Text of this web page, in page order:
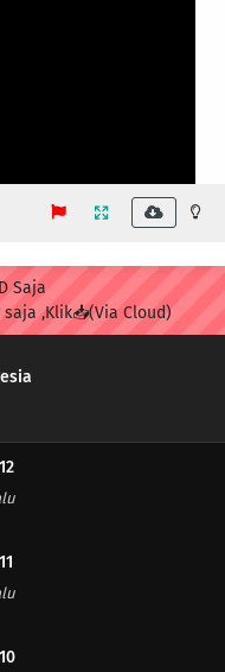
Saja
,Klik📥(Via Cloud)